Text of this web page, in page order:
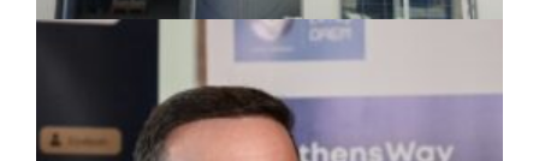
07/08/2026 · 17:45
Δήμος Πετρούπολης: Εργασίες
συντήρησης σε σχολεία και αθλητικές
εγκαταστάσεις